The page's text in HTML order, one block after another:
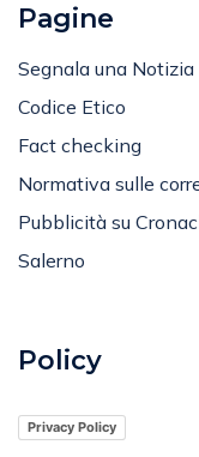
Pagine
Segnala una Notizia
Codice Etico
Fact checking
Normativa sulle
Pubblicità su
Salerno
Policy
Privacy Policy